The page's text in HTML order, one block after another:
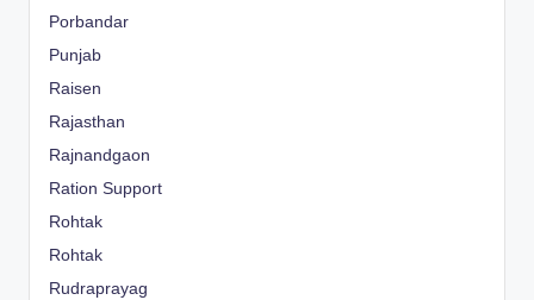
Porbandar
Punjab
Raisen
Rajasthan
Rajnandgaon
Ration Support
Rohtak
Rohtak
Rudraprayag